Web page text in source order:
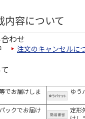
内容について
わせ
注文のキャンセルに
でお届けしま
ゆう
ックでお届け
定形